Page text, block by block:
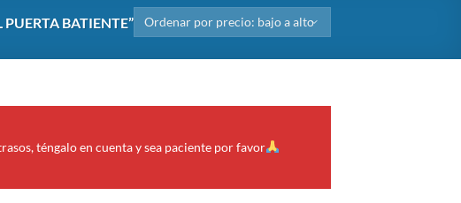
BATIENTE”
téngalo en cuenta y sea paciente por favor